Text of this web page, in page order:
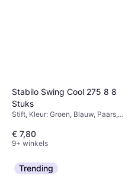
Stabilo Swing Cool 275 8 8
Stuks
Stift, Kleur: Groen, Blauw, Paars,
Geel
€ 7,80
9+ winkels
Trending